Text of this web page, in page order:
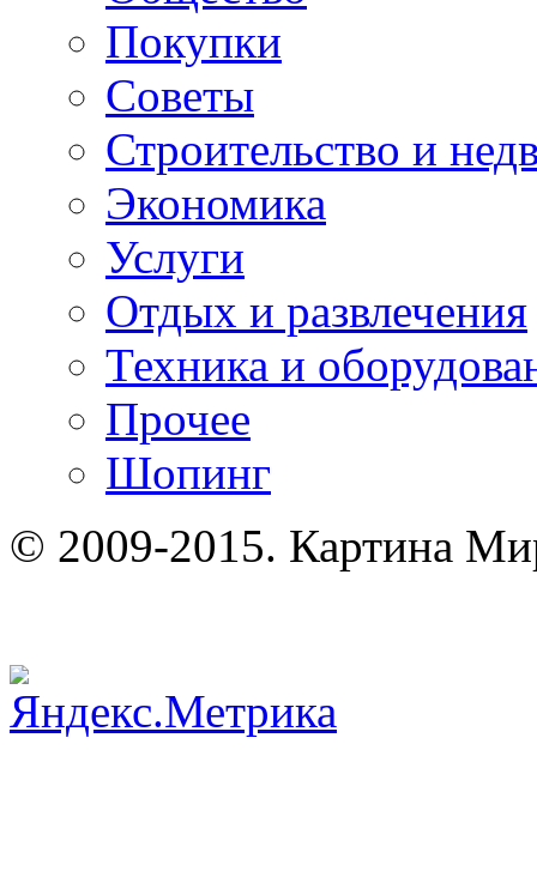
Покупки
Советы
Строительство и
Экономика
Услуги
Отдых и развлечения
Техника и
Прочее
Шопинг
© 2009-2015. Картина